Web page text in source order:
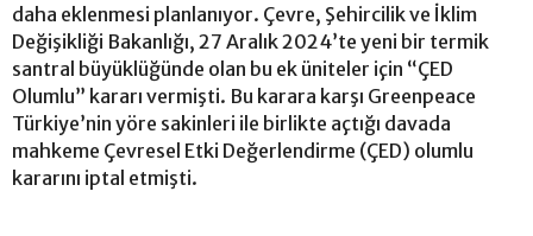
daha eklenmesi planlanıyor. Çevre, Şehircilik ve İklim
Değişikliği Bakanlığı, 27 Aralık 2024’te yeni bir termik
santral büyüklüğünde olan bu ek üniteler için “ÇED
Olumlu” kararı vermişti. Bu karara karşı Greenpeace
Türkiye’nin yöre sakinleri ile birlikte açtığı davada
mahkeme Çevresel Etki Değerlendirme (ÇED) olumlu
kararını iptal etmişti.